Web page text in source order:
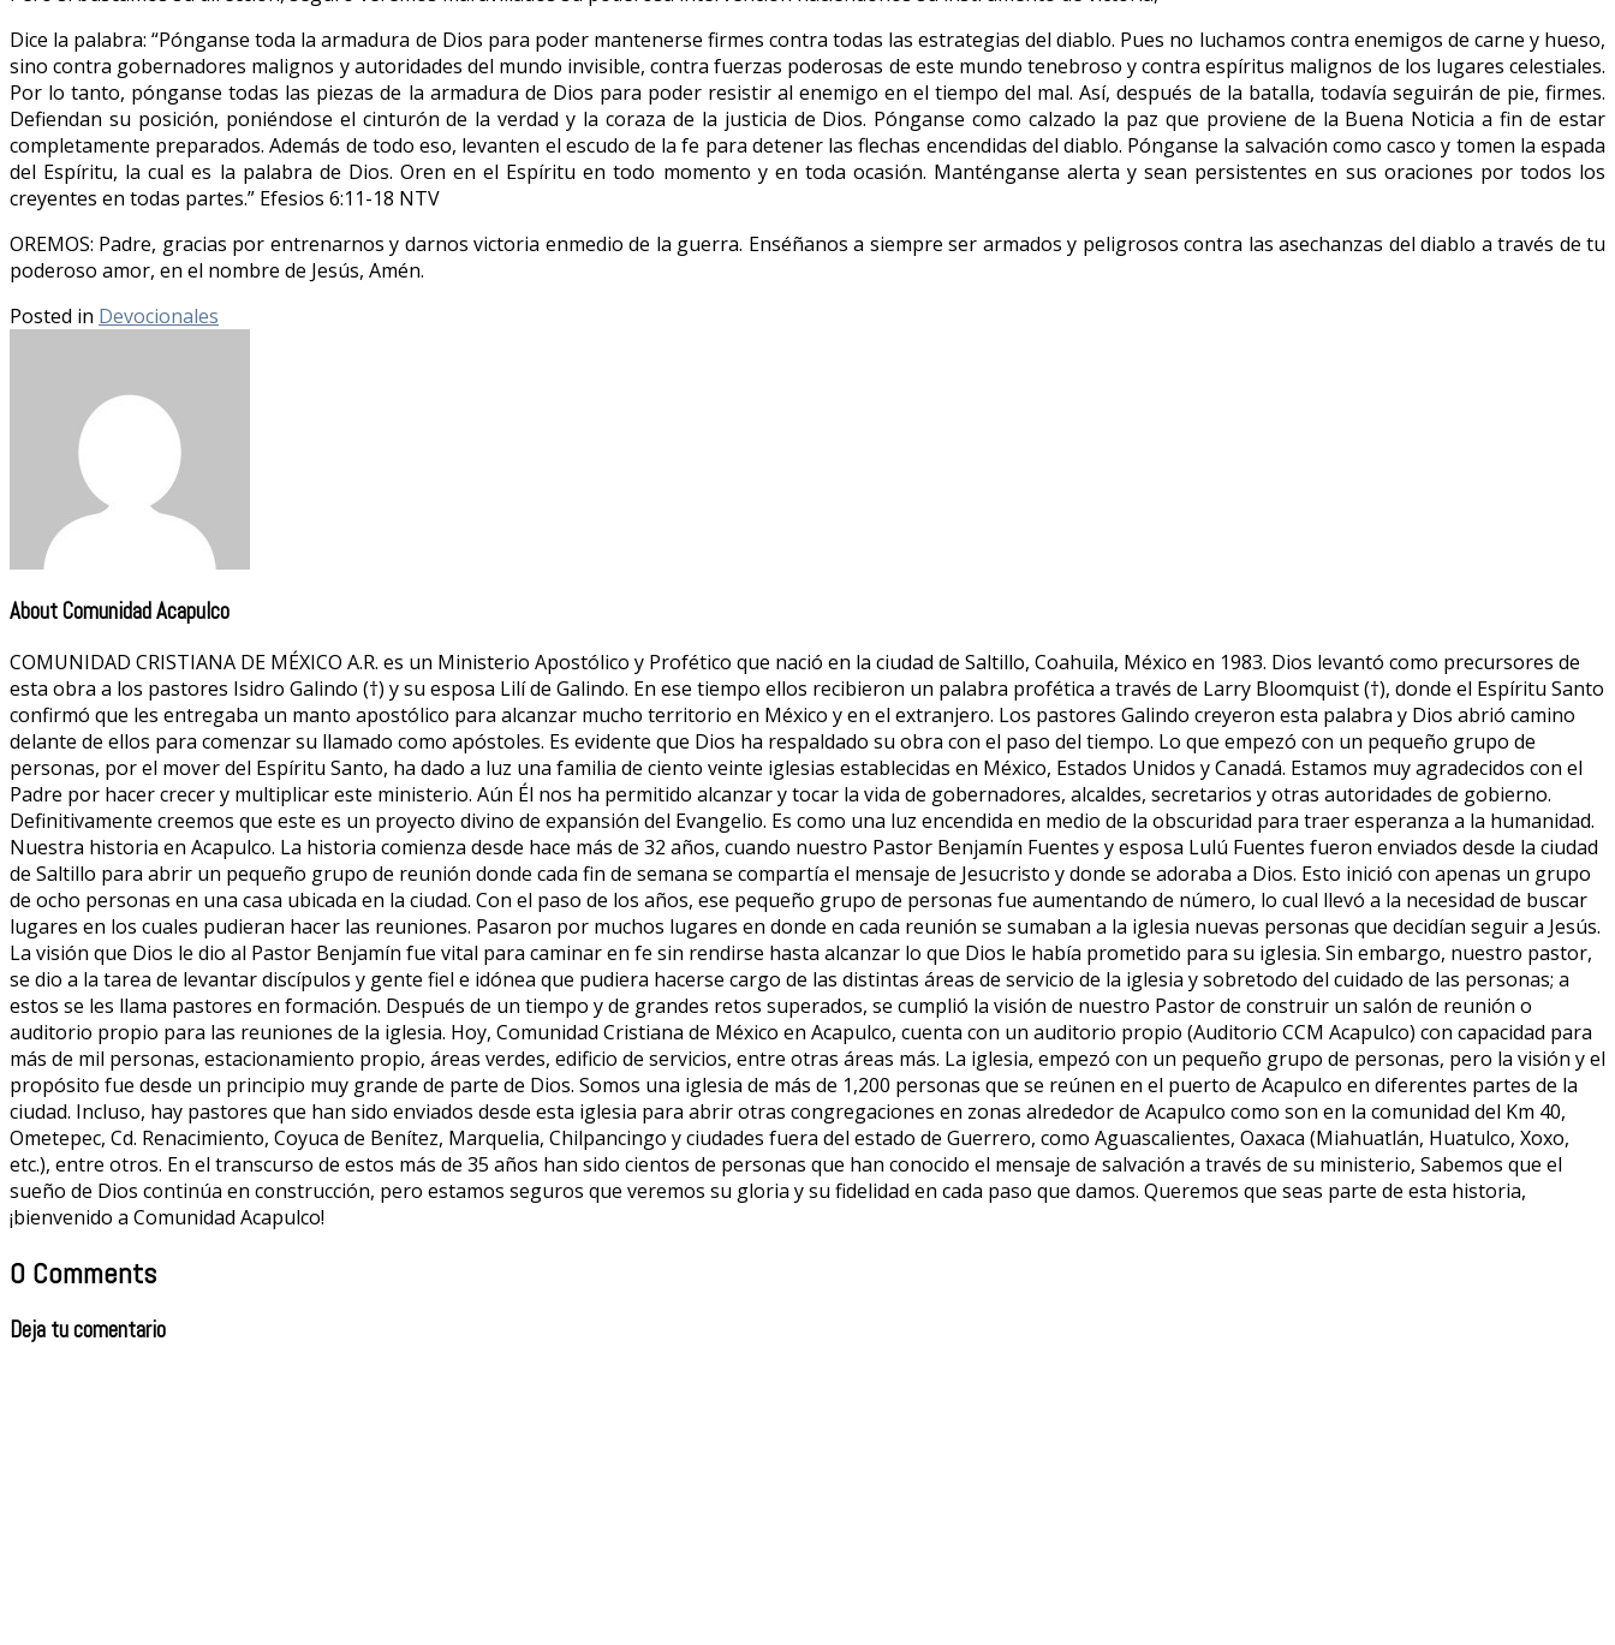
Dice la palabra: “Pónganse toda la armadura de Dios para poder mantenerse firmes contra todas las estrategias del diablo. Pues no luchamos contra enemigos de carne y hueso,
sino contra gobernadores malignos y autoridades del mundo invisible, contra fuerzas poderosas de este mundo tenebroso y contra espíritus malignos de los lugares celestiales.
Por lo tanto, pónganse todas las piezas de la armadura de Dios para poder resistir al enemigo en el tiempo del mal. Así, después de la batalla, todavía seguirán de pie, firmes.
Defiendan su posición, poniéndose el cinturón de la verdad y la coraza de la justicia de Dios. Pónganse como calzado la paz que proviene de la Buena Noticia a fin de estar
completamente preparados. Además de todo eso, levanten el escudo de la fe para detener las flechas encendidas del diablo. Pónganse la salvación como casco y tomen la espada
del Espíritu, la cual es la palabra de Dios. Oren en el Espíritu en todo momento y en toda ocasión. Manténganse alerta y sean persistentes en sus oraciones por todos los
creyentes en todas partes.” Efesios‬ ‭6:11-18‬ ‭NTV‬
OREMOS: Padre, gracias por entrenarnos y darnos victoria enmedio de la guerra. Enséñanos a siempre ser armados y peligrosos contra las asechanzas del diablo a través de tu
poderoso amor, en el nombre de Jesús, Amén.
Posted in Devocionales
About Comunidad Acapulco
COMUNIDAD CRISTIANA DE MÉXICO A.R. es un Ministerio Apostólico y Profético que nació en la ciudad de Saltillo, Coahuila, México en 1983. Dios levantó como precursores de
esta obra a los pastores Isidro Galindo (†) y su esposa Lilí de Galindo. En ese tiempo ellos recibieron un palabra profética a través de Larry Bloomquist (†), donde el Espíritu Santo
confirmó que les entregaba un manto apostólico para alcanzar mucho territorio en México y en el extranjero. Los pastores Galindo creyeron esta palabra y Dios abrió camino
delante de ellos para comenzar su llamado como apóstoles. Es evidente que Dios ha respaldado su obra con el paso del tiempo. Lo que empezó con un pequeño grupo de
personas, por el mover del Espíritu Santo, ha dado a luz una familia de ciento veinte iglesias establecidas en México, Estados Unidos y Canadá. Estamos muy agradecidos con el
Padre por hacer crecer y multiplicar este ministerio. Aún Él nos ha permitido alcanzar y tocar la vida de gobernadores, alcaldes, secretarios y otras autoridades de gobierno.
Definitivamente creemos que este es un proyecto divino de expansión del Evangelio. Es como una luz encendida en medio de la obscuridad para traer esperanza a la humanidad.
Nuestra historia en Acapulco. La historia comienza desde hace más de 32 años, cuando nuestro Pastor Benjamín Fuentes y esposa Lulú Fuentes fueron enviados desde la ciudad
de Saltillo para abrir un pequeño grupo de reunión donde cada fin de semana se compartía el mensaje de Jesucristo y donde se adoraba a Dios. Esto inició con apenas un grupo
de ocho personas en una casa ubicada en la ciudad. Con el paso de los años, ese pequeño grupo de personas fue aumentando de número, lo cual llevó a la necesidad de buscar
lugares en los cuales pudieran hacer las reuniones. Pasaron por muchos lugares en donde en cada reunión se sumaban a la iglesia nuevas personas que decidían seguir a Jesús.
La visión que Dios le dio al Pastor Benjamín fue vital para caminar en fe sin rendirse hasta alcanzar lo que Dios le había prometido para su iglesia. Sin embargo, nuestro pastor,
se dio a la tarea de levantar discípulos y gente fiel e idónea que pudiera hacerse cargo de las distintas áreas de servicio de la iglesia y sobretodo del cuidado de las personas; a
estos se les llama pastores en formación. Después de un tiempo y de grandes retos superados, se cumplió la visión de nuestro Pastor de construir un salón de reunión o
auditorio propio para las reuniones de la iglesia. Hoy, Comunidad Cristiana de México en Acapulco, cuenta con un auditorio propio (Auditorio CCM Acapulco) con capacidad para
más de mil personas, estacionamiento propio, áreas verdes, edificio de servicios, entre otras áreas más. La iglesia, empezó con un pequeño grupo de personas, pero la visión y el
propósito fue desde un principio muy grande de parte de Dios. Somos una iglesia de más de 1,200 personas que se reúnen en el puerto de Acapulco en diferentes partes de la
ciudad. Incluso, hay pastores que han sido enviados desde esta iglesia para abrir otras congregaciones en zonas alrededor de Acapulco como son en la comunidad del Km 40,
Ometepec, Cd. Renacimiento, Coyuca de Benítez, Marquelia, Chilpancingo y ciudades fuera del estado de Guerrero, como Aguascalientes, Oaxaca (Miahuatlán, Huatulco, Xoxo,
etc.), entre otros. En el transcurso de estos más de 35 años han sido cientos de personas que han conocido el mensaje de salvación a través de su ministerio, Sabemos que el
sueño de Dios continúa en construcción, pero estamos seguros que veremos su gloria y su fidelidad en cada paso que damos. Queremos que seas parte de esta historia,
¡bienvenido a Comunidad Acapulco!
0 Comments
Deja tu comentario